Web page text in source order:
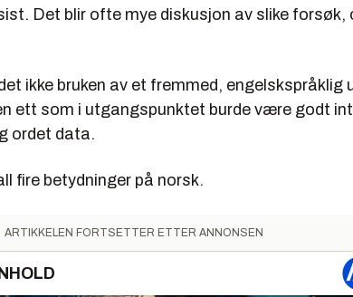
Det blir ofte mye diskusjon av slike forsøk,
ikke bruken av et fremmed, engelskspråklig
ett som i utgangspunktet burde være godt
ordet data.
fire betydninger på norsk.
ARTIKKELEN FORTSETTER ETTER ANNONSEN